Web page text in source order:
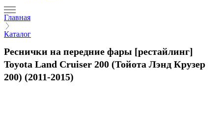
Главная
Каталог
Реснички на передние фары [рестайлинг]
Toyota Land Cruiser 200 (Тойота Лэнд Крузер
200) (2011-2015)